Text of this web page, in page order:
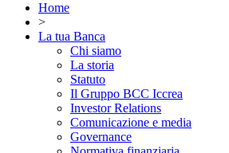
Home
>
La tua Banca
Chi siamo
La storia
Statuto
Il Gruppo BCC Iccrea
Investor Relations
Comunicazione e media
Governance